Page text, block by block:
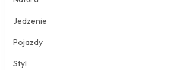
Jedzenie
Pojazdy
Styl